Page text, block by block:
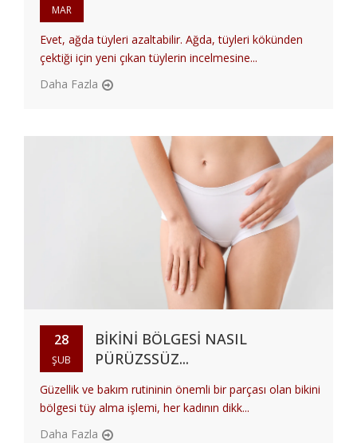
MAR
Evet, ağda tüyleri azaltabilir. Ağda, tüyleri kökünden
çektiği için yeni çıkan tüylerin incelmesine...
Daha Fazla
28
ŞUB
BIKINI BÖLGESI NASIL
PÜRÜZSSÜZ...
Güzellik ve bakım rutininin önemli bir parçası olan bikini
bölgesi tüy alma işlemi, her kadının dikk...
Daha Fazla